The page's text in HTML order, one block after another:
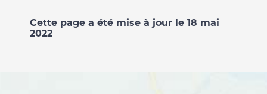
Cette page a été mise à jour le 18 mai
2022